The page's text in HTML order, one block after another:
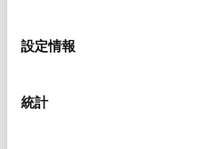
設定情報
統計
フラッシュベゼル［ア